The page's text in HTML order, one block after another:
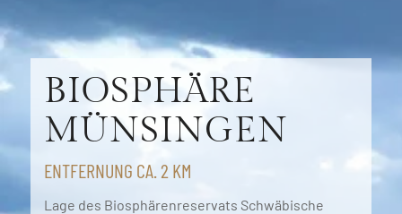
BIOSPHÄRE
MÜNSINGEN
ENTFERNUNG CA. 2 KM
Lage des Biosphärenreservats Schwäbische